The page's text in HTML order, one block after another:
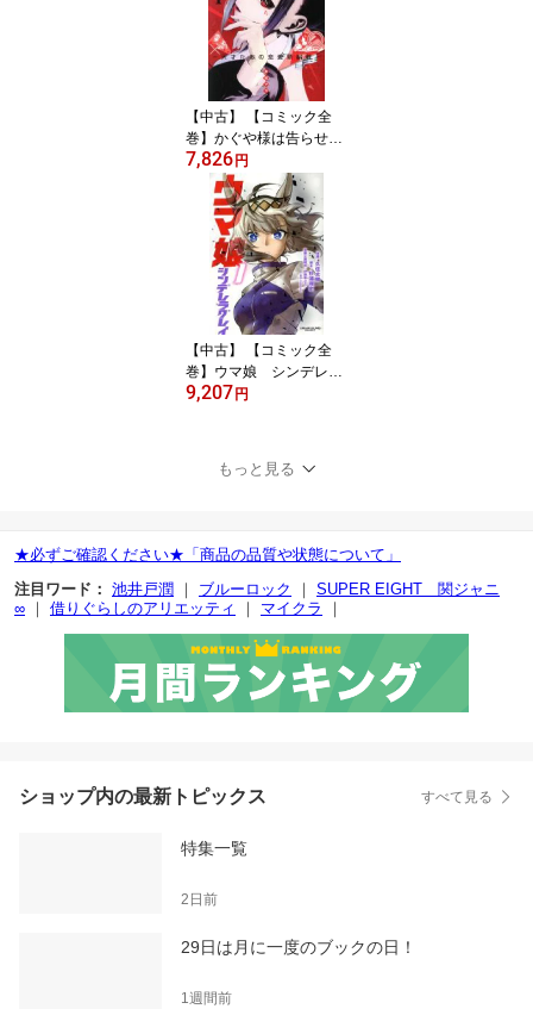
【中古】 【コミック全
巻】かぐや様は告らせた
い（全28巻）セット／赤
坂アカ
7,826 円
【中古】 【コミック全
巻】ウマ娘 シンデレラ
グレイ（全23巻）セット
9,207 円
もっと見る
★必ずご確認ください★「商品の品質や状態について」
注目ワード： 池井戸潤 ｜ ブルーロック ｜ SUPER EIGHT 関ジャニ
∞ ｜ 借りぐらしのアリエッティ ｜ マイクラ ｜
ショップ内の最新トピックス すべて見る
特集一覧
2日前
29日は月に一度のブックの日！
1週間前